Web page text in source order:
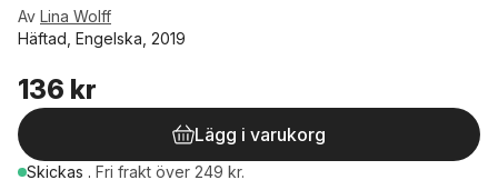
Av Lina Wolff
Häftad, Engelska, 2019
136 kr
Lägg i varukorg
Skickas . Fri frakt över 249 kr.